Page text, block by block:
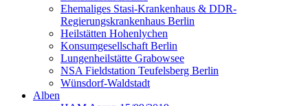
Ehemaliges Stasi-Krankenhaus & DDR-
Regierungskrankenhaus Berlin
Heilstätten Hohenlychen
Konsumgesellschaft Berlin
Lungenheilstätte Grabowsee
NSA Fieldstation Teufelsberg Berlin
Wünsdorf-Waldstadt
Alben